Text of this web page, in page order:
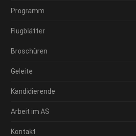
Programm
Flugblätter
Broschüren
Geleite
Kandidierende
Arbeit im AS
Kontakt